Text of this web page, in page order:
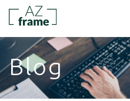
Blog